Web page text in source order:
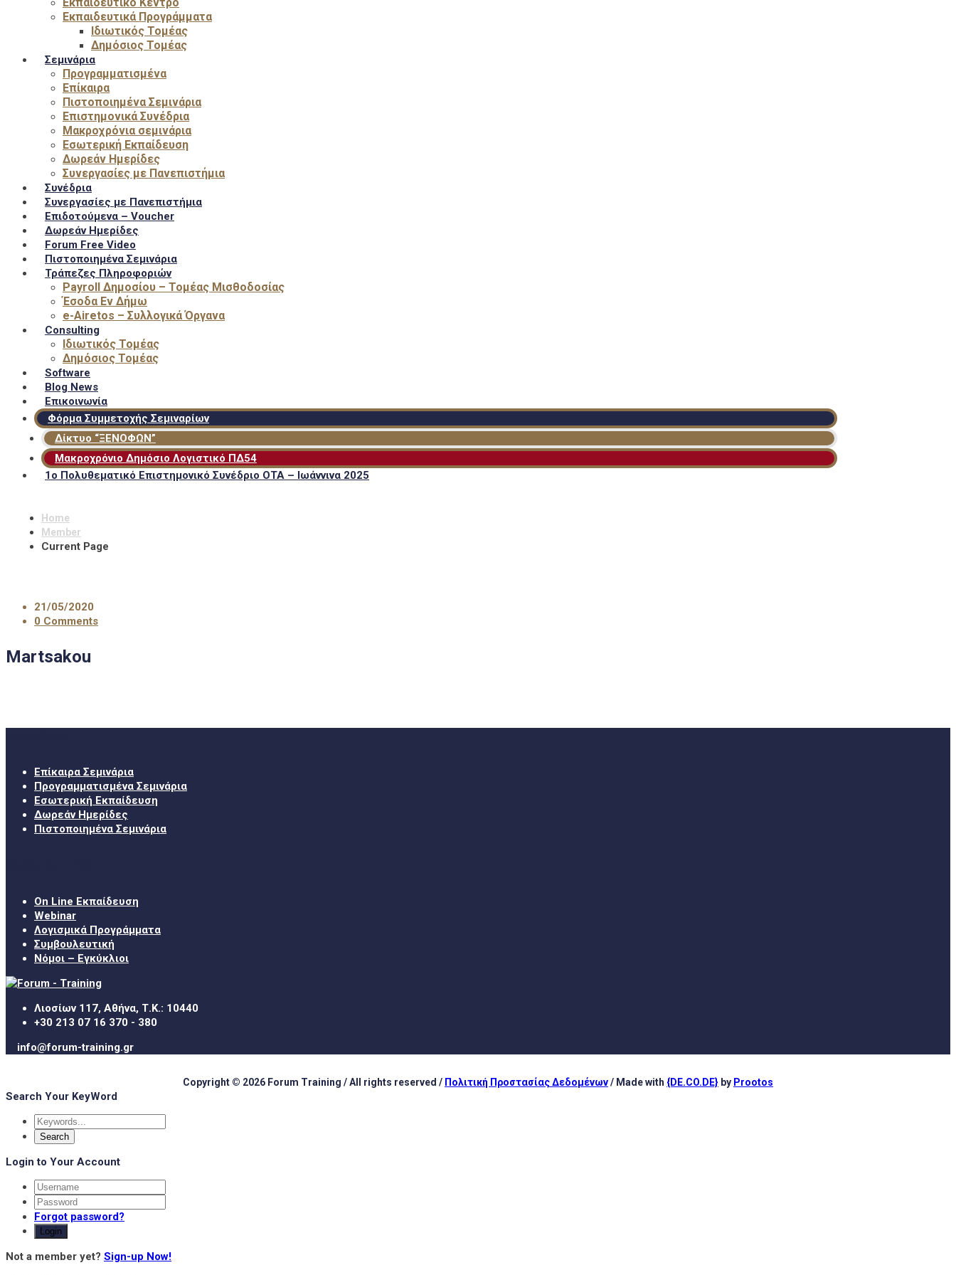
Εκπαιδευτικά Προγράμματα
Ιδιωτικός Τομέας
Δημόσιος Τομέας
Σεμινάρια
Προγραμματισμένα
Επίκαιρα
Πιστοποιημένα Σεμινάρια
Επιστημονικά Συνέδρια
Μακροχρόνια σεμινάρια
Εσωτερική Εκπαίδευση
Δωρεάν Ημερίδες
Συνεργασίες με Πανεπιστήμια
Συνέδρια
Συνεργασίες με Πανεπιστήμια
Επιδοτούμενα – Voucher
Δωρεάν Ημερίδες
Forum Free Video
Πιστοποιημένα Σεμινάρια
Τράπεζες Πληροφοριών
Payroll Δημοσίου – Τομέας Μισθοδοσίας
Έσοδα Εν Δήμω
e-Airetos – Συλλογικά Όργανα
Consulting
Ιδιωτικός Τομέας
Δημόσιος Τομέας
Software
Blog News
Επικοινωνία
Φόρμα Συμμετοχής Σεμιναρίων
Δίκτυο “ΞΕΝΟΦΩΝ”
Μακροχρόνιο Δημόσιο Λογιστικό ΠΔ54
1ο Πολυθεματικό Επιστημονικό Συνέδριο ΟΤΑ – Ιωάννινα 2025
Home
Member
Current Page
21/05/2020
0 Comments
Martsakou
Επίκαιρα Σεμινάρια
Προγραμματισμένα Σεμινάρια
Εσωτερική Εκπαίδευση
Δωρεάν Ημερίδες
Πιστοποιημένα Σεμινάρια
On Line Εκπαίδευση
Webinar
Λογισμικά Προγράμματα
Συμβουλευτική
Νόμοι – Εγκύκλιοι
Λιοσίων 117, Αθήνα, Τ.Κ.: 10440
+30 213 07 16 370 - 380
info@forum-training.gr
Copyright © 2026 Forum Training / All rights reserved / Πολιτική Προστασίας Δεδομένων/ Made with {DE.CO.DE} by Prootos
Search Your KeyWord
Login to Your Account
Forgot password?
Login
Not a member yet? Sign-up Now!